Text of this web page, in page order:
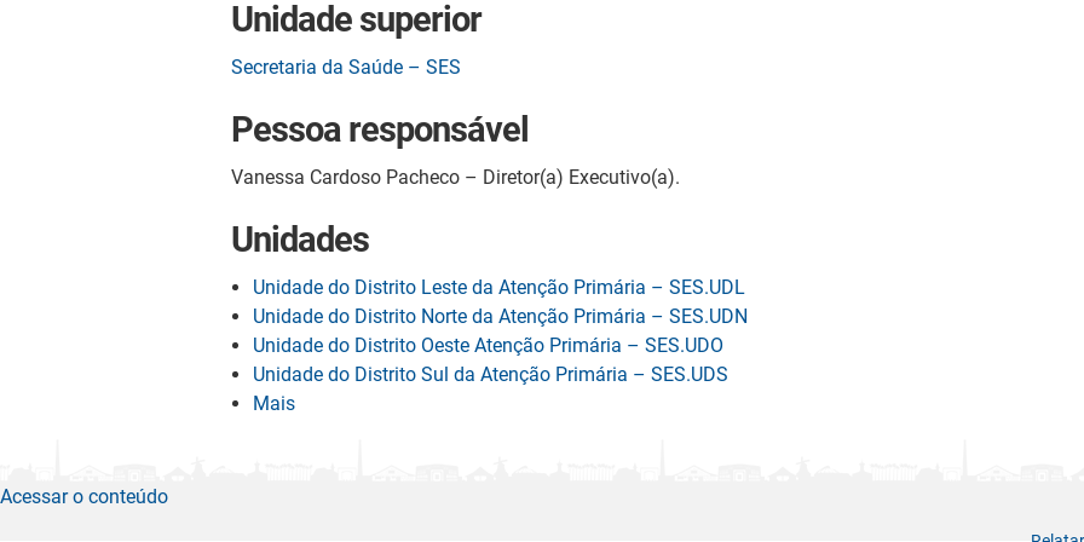
Unidade superior
Secretaria da Saúde – SES
Pessoa responsável
Vanessa Cardoso Pacheco – Diretor(a) Executivo(a).
Unidades
Unidade do Distrito Leste da Atenção Primária – SES.UDL
Unidade do Distrito Norte da Atenção Primária – SES.UDN
Unidade do Distrito Oeste Atenção Primária – SES.UDO
Unidade do Distrito Sul da Atenção Primária – SES.UDS
Mais
Acessar o conteúdo